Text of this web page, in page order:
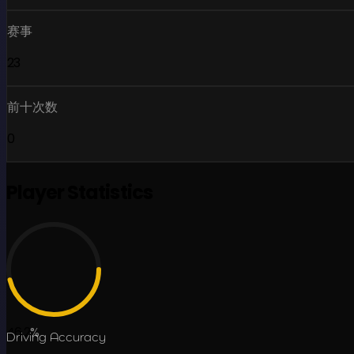
赛事
前十次数
46.2%
Driving Accuracy